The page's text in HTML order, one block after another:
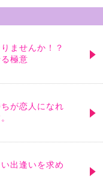
ませんか！？
極意
が恋人になれ
出逢いを求め